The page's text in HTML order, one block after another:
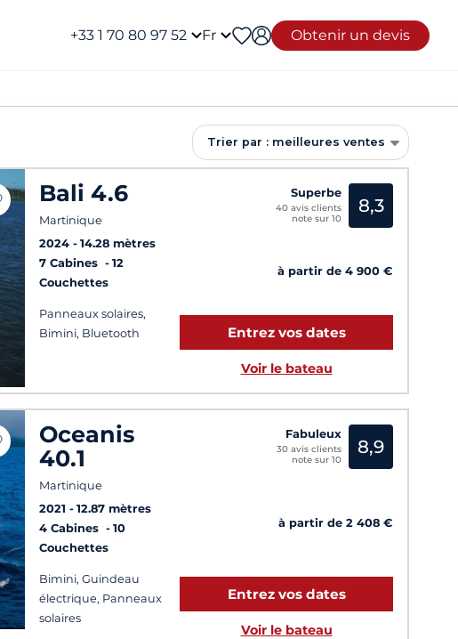
+33 1 70 80 97 52 Fr Obtenir un devis
Trier par : meilleures ventes
Bali 4.6
Martinique
2024
14.28 mètres
7 Cabines
12
Couchettes
Panneaux solaires,
Bimini, Bluetooth
Superbe
40 avis clients
note sur 10
8,3
à partir de 4 900 €
Entrez vos dates
Voir le bateau
Oceanis
40.1
Martinique
2021
12.87 mètres
4 Cabines
10
Couchettes
Bimini, Guindeau
électrique, Panneaux
solaires
Fabuleux
30 avis clients
note sur 10
8,9
à partir de 2 408 €
Entrez vos dates
Voir le bateau